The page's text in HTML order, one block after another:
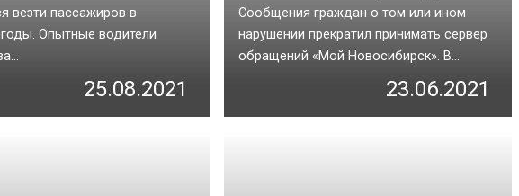
везти пассажиров в
Опытные водители
25.08.2021
Сообщения граждан о том или ином
нарушении прекратил принимать сервер
обращений «Мой Новосибирск». В...
23.06.2021